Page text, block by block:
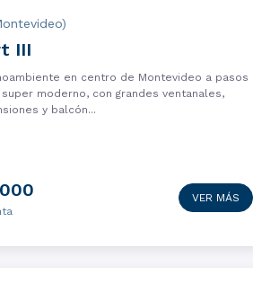
III
en centro de Montevideo a pasos
moderno, con grandes ventanales,
y balcón...
VER MÁS